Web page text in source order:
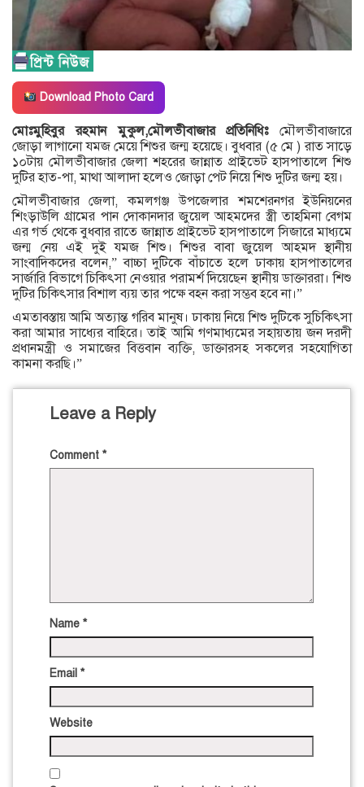
Download Photo Card
মোঃমুহিবুর রহমান মুকুল,মৌলভীবাজার প্রতিনিধিঃমৌলভীবাজারে
জোড়া লাগানো যমজ মেয়ে শিশুর জন্ম হয়েছে। বুধবার (৫ মে ) রাত সাড়ে
১০টায় মৌলভীবাজার জেলা শহরের জান্নাত প্রাইভেট হাসপাতালে শিশু
দুটির হাত-পা, মাথা আলাদা হলেও জোড়া পেট নিয়ে শিশু দুটির জন্ম হয়।
মৌলভীবাজার জেলা, কমলগঞ্জ উপজেলার শমশেরনগর ইউনিয়নের
শিংড়াউলি গ্রামের পান দোকানদার জুয়েল আহমদের স্ত্রী তাহমিনা বেগম
এর গর্ভ থেকে বুধবার রাতে জান্নাত প্রাইভেট হাসপাতালে সিজারে মাধ্যমে
জন্ম নেয় এই দুই যমজ শিশু। শিশুর বাবা জুয়েল আহমদ স্থানীয়
সাংবাদিকদের বলেন,” বাচ্চা দুটিকে বাঁচাতে হলে ঢাকায় হাসপাতালের
সার্জারি বিভাগে চিকিৎসা নেওয়ার পরামর্শ দিয়েছেন স্থানীয় ডাক্তাররা। শিশু
দুটির চিকিৎসার বিশাল ব্যয় তার পক্ষে বহন করা সম্ভব হবে না।”
এমতাবস্তায় আমি অত্যান্ত গরিব মানুষ। ঢাকায় নিয়ে শিশু দুটিকে সুচিকিৎসা
করা আমার সাধ্যের বাহিরে। তাই আমি গণমাধ্যমের সহায়তায় জন দরদী
প্রধানমন্ত্রী ও সমাজের বিত্তবান ব্যক্তি, ডাক্তারসহ সকলের সহযোগিতা
কামনা করছি।”
Leave a Reply
Comment *
Name *
Email *
Website